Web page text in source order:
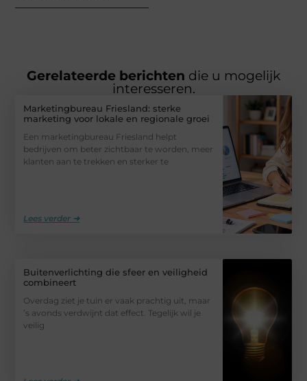
Gerelateerde berichten die u mogelijk
interesseren.
Marketingbureau Friesland: sterke
marketing voor lokale en regionale groei
Een marketingbureau Friesland helpt
bedrijven om beter zichtbaar te worden, meer
klanten aan te trekken en sterker te
Lees verder ➜
Buitenverlichting die sfeer en veiligheid
combineert
Overdag ziet je tuin er vaak prachtig uit, maar
’s avonds verdwijnt dat effect. Tegelijk wil je
veilig